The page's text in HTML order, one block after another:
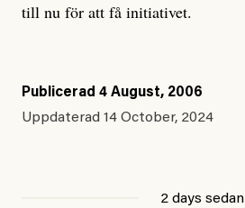
till nu för att få initiativet.
Publicerad 4 August, 2006
Uppdaterad 14 October, 2024
2 days sedan